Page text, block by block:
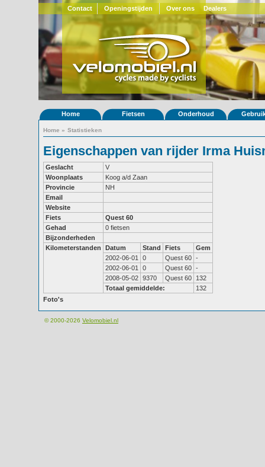
Contact Openingstijden Over ons Dealers
Home Fietsen Onderhoud
Home » Statistieken
Eigenschappen van rijder Irma
Geslacht
V
Woonplaats
Koog a/d Zaan
Provincie
NH
Email
Website
Fiets
Quest 60
Gehad
0 fietsen
Bijzonderheden
Kilometerstanden
Datum Stand Fiets
Gem
2002-06-01
0 Quest 60 -
2002-06-01
0 Quest 60 -
2008-05-02 9370 Quest 60
132
Totaal gemiddelde:
132
Foto's
© 2000-2026 Velomobiel.nl